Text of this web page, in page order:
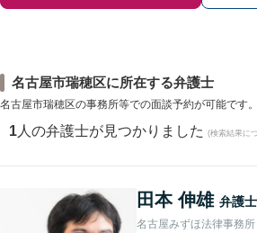
名古屋市瑞穂区に所在する弁護士
名古屋市瑞穂区の事務所等での面談予約が可能です。
1 人の弁護士が見つかりました (検索結果に
田本 伸雄 弁護士
名古屋みずほ法律事務所